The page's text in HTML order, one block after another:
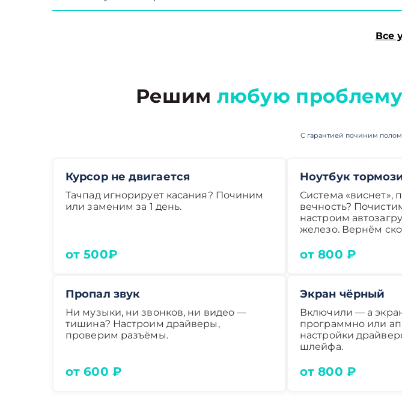
Все
Решим любую проблему
С гарантией починим
Курсор не двигается
Тачпад игнорирует касания? Починим
или заменим за 1 день.
от 500₽
Ноутбук
Система «виснет»,
вечность?
настроим
железо. Вернём
от 800 ₽
Пропал звук
Ни музыки, ни звонков, ни видео —
тишина? Настроим драйверы,
проверим разъёмы.
от 600 ₽
Экран чёрный
Включили — а
программно или
настройки
шлейфа.
от 800 ₽